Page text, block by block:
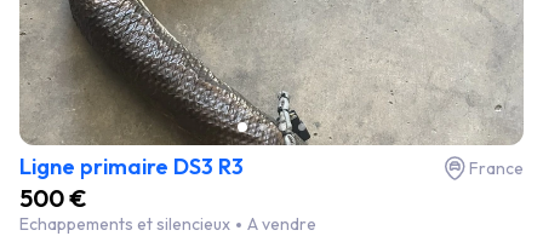
Ligne primaire DS3 R3 France
500 €
Echappements et silencieux A vendre